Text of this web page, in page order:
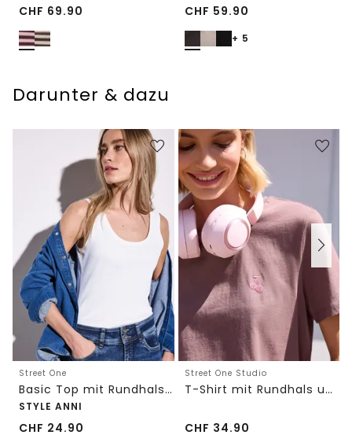
CHF 69.90
CHF 59.90
+ 5
Darunter & dazu
Street One
Basic Top mit Rundhals in Unifarbe
STYLE ANNI
CHF 24.90
Street One Studio
T-Shirt mit Rundhals und Embroidery-Detail
CHF 34.90